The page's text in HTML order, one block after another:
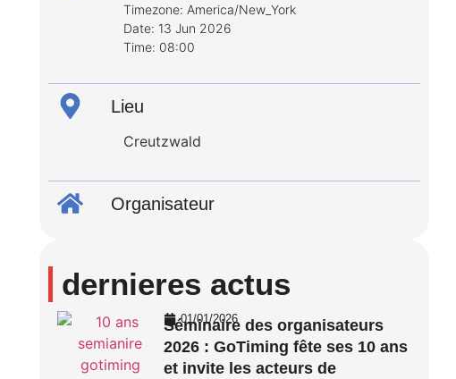
Timezone: America/New_York
Date: 13 Jun 2026
Time: 08:00
Lieu
Creutzwald
Organisateur
dernieres actus
01/01/2026
Séminaire des organisateurs
2026 : GoTiming fête ses 10 ans
et invite les acteurs de